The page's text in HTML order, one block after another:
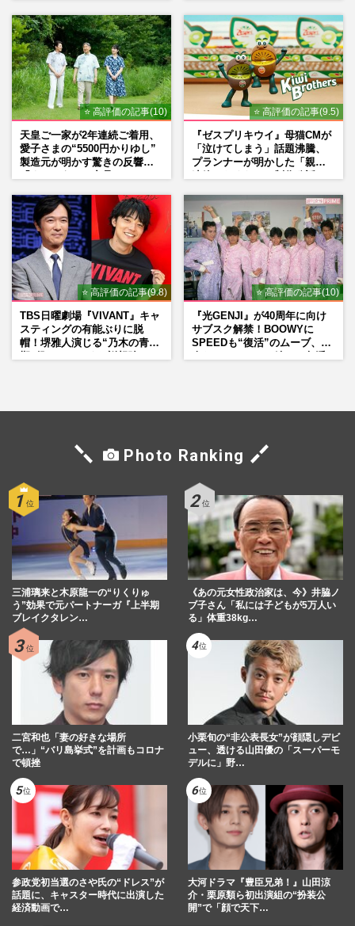
⭐ 高評価の記事(10)
天皇ご一家が2年連続ご着用、
愛子さまの“5500円かりゆし”
製造元が明かす驚きの反響
⭐ 高評価の記事(9.5)
『ゼスプリキウイ』母猫CMが
「泣けてしまう」話題沸騰、
プランナーが明かした「親に
⭐ 高評価の記事(9.8)
TBS日曜劇場『VIVANT』キャ
スティングの有能ぶりに脱
帽！堺雅人演じる“乃木の青年
⭐ 高評価の記事(10)
『光GENJI』が40周年に向け
サブスク解禁！BOOWYに
SPEEDも“復活”のムーブ、本
Photo Ranking
三浦璃来と木原龍一の“りくりゅ
う”効果で元パートナーガ『上半期
ブレイクタレン…
《あの元女性政治家は、今》井脇ノ
ブ子さん「私には子どもが5万人い
る」体重38kg…
二宮和也「妻の好きな場所
で…」“バリ島挙式”を計画もコロナ
で頓挫
小栗旬の“非公表長女”が顔隠しデビ
ュー、透ける山田優の「スーパーモ
デルに」野…
参政党初当選のさや氏の“ドレス”が
話題に、キャスター時代に出演した
経済動画で…
大河ドラマ『豊臣兄弟！』山田涼
介・栗原類ら初出演組の“扮装公
開”で「顔で天下…